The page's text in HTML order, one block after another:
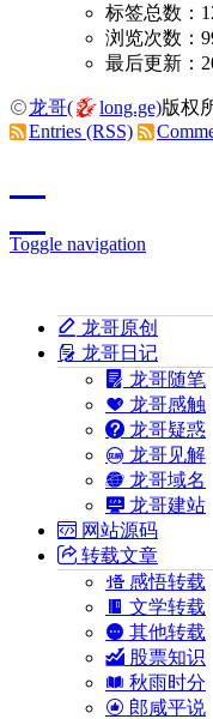
标签总数：
浏览次数：
最后更新：
龙哥( long.ge)版权
Entries (RSS)
Toggle navigation
龙哥原创
龙哥日记
龙哥随笔
龙哥感触
龙哥疑惑
龙哥见解
龙哥域名
龙哥建站
网站源码
转载文章
感悟转载
文学转载
其他转载
股票知识
秋雨时分
郎咸平说